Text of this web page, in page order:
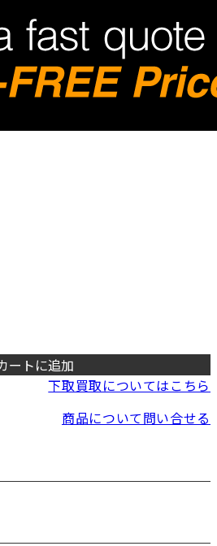
ートに追加
下取買取についてはこちら
商品について問い合せる